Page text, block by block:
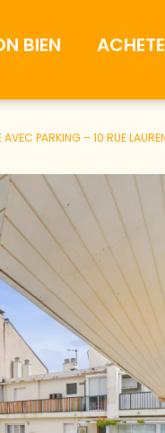
BIEN
AVEC PARKING – 10 RUE